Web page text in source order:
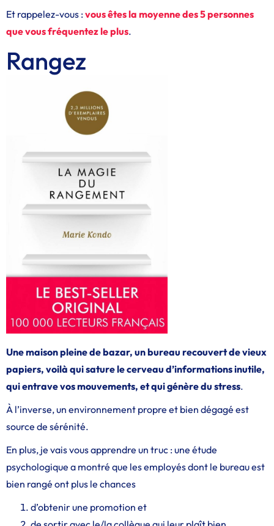
Et rappelez-vous :vous êtes la moyenne des 5 personnes
que vous fréquentez le plus.
Rangez
Une maison pleine de bazar, un bureau recouvert de vieux
papiers, voilà qui sature le cerveau d’informations inutile,
qui entrave vos mouvements, et qui génère du stress.
À l’inverse, un environnement propre et bien dégagé est
source de sérénité.
En plus, je vais vous apprendre un truc : une étude
psychologique a montré que les employés dont le bureau est
bien rangé ont plus le chances
d’obtenir une promotion et